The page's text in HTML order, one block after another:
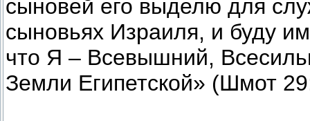
сыновей его выделю для
сыновьях Израиля, и буду
что Я – Всевышний,
Земли Египетской» (Шмот